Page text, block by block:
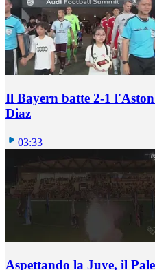
Il Bayern batte 2-1
Diaz
03:33
Aspettando la Juve, il